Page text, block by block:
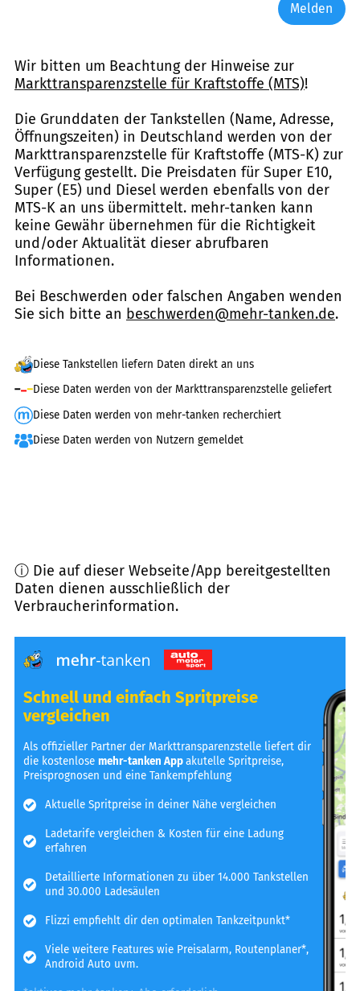
Melden
Wir bitten um Beachtung der Hinweise zur
Markttransparenzstelle für Kraftstoffe (MTS)!
Die Grunddaten der Tankstellen (Name, Adresse,
Öffnungszeiten) in Deutschland werden von der
Markttransparenzstelle für Kraftstoffe (MTS-K) zur
Verfügung gestellt. Die Preisdaten für Super E10,
Super (E5) und Diesel werden ebenfalls von der
MTS-K an uns übermittelt. mehr-tanken kann
keine Gewähr übernehmen für die Richtigkeit
und/oder Aktualität dieser abrufbaren
Informationen.
Bei Beschwerden oder falschen Angaben wenden
Sie sich bitte an beschwerden@mehr-tanken.de.
Diese Tankstellen liefern Daten direkt an uns
Diese Daten werden von der Markttransparenzstelle geliefert
Diese Daten werden von mehr-tanken recherchiert
Diese Daten werden von Nutzern gemeldet
ⓘ Die auf dieser Webseite/App bereitgestellten
Daten dienen ausschließlich der
Verbraucherinformation.
Schnell und einfach Spritpreise
vergleichen
Als offizieller Partner der Markttransparenzstelle liefert dir
die kostenlosemehr-tanken Appakutelle Spritpreise,
Preisprognosen und eine Tankempfehlung
Aktuelle Spritpreise in deiner Nähe vergleichen
Ladetarife vergleichen & Kosten für eine Ladung
erfahren
Detaillierte Informationen zu über 14.000 Tankstellen
und 30.000 Ladesäulen
Flizzi empfiehlt dir den optimalen Tankzeitpunkt*
Viele weitere Features wie Preisalarm, Routenplaner*,
Android Auto uvm.